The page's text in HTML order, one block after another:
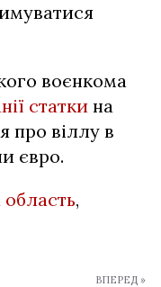
воєнкома
статки на
про віллу в
євро.
,
ВПЕРЕД »